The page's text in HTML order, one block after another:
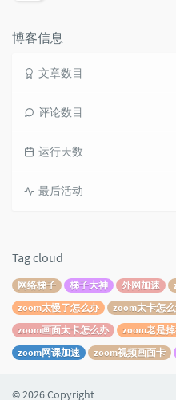
博客信息
文章数目
评论数目
运行天数
最后活动
Tag cloud
网络梯子 梯子大神 外网加速
zoom太慢了怎么办
zoom太卡怎
zoom画面太卡怎么办
zoom老是
zoom网课加速
zoom视频画面卡
© 2026 Copyright